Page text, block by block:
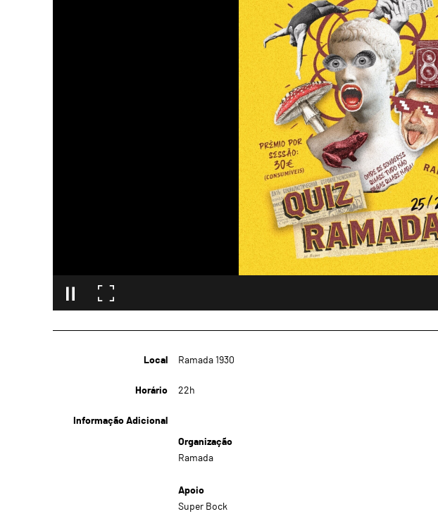
Local Ramada 1930
Horário 22h
Informação Adicional
Organização
Ramada
Apoio
Super Bock